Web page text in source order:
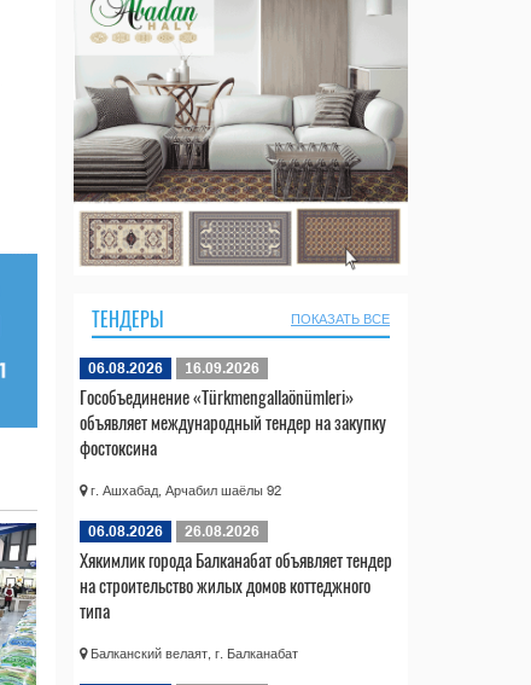
ТЕНДЕРЫ ПОКАЗАТЬ ВСЕ
06.08.2026 16.09.2026
Гособъединение «Türkmengallaönümleri»
объявляет международный тендер на закупку
фостоксина
г. Ашхабад, Арчабил шаёлы 92
06.08.2026 26.08.2026
Хякимлик города Балканабат объявляет тендер
на строительство жилых домов коттеджного
типа
Балканский велаят, г. Балканабат